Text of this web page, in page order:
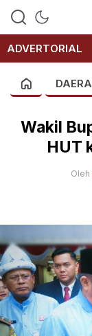
ADVERTORIAL
Wakil
HUT
Oleh